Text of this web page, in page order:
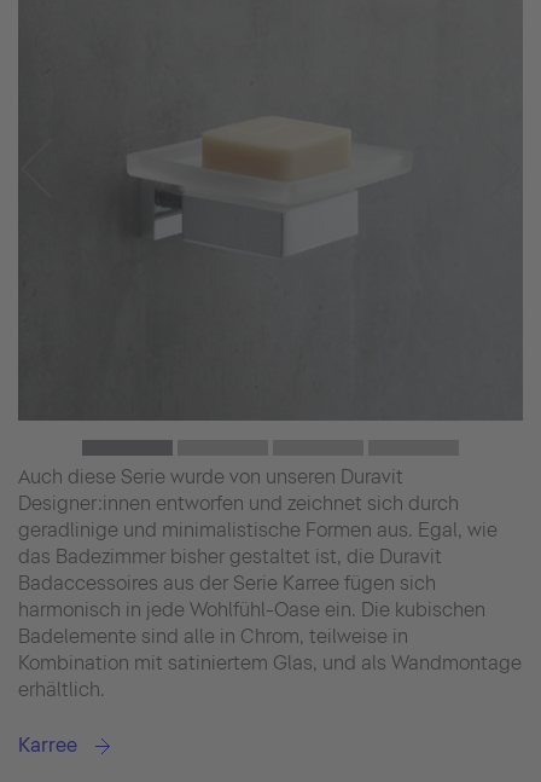
Auch diese Serie wurde von unseren Duravit
Designer:innen entworfen und zeichnet sich durch
geradlinige und minimalistische Formen aus. Egal, wie
das Badezimmer bisher gestaltet ist, die Duravit
Badaccessoires aus der Serie Karree fügen sich
harmonisch in jede Wohlfühl-Oase ein. Die kubischen
Badelemente sind alle in Chrom, teilweise in
Kombination mit satiniertem Glas, und als Wandmontage
erhältlich.
Karree